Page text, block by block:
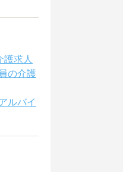
護求人
の介護
ルバイ